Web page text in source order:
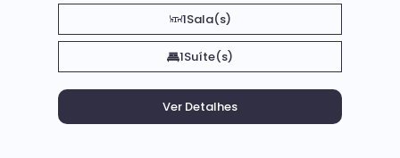
1Sala(s)
1Suíte(s)